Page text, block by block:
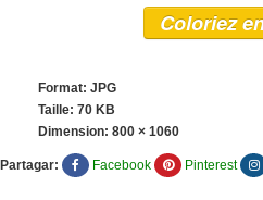
Coloriez
Format: JPG
Taille: 70 KB
Dimension: 800 × 1060
Partagar: Facebook Pinterest